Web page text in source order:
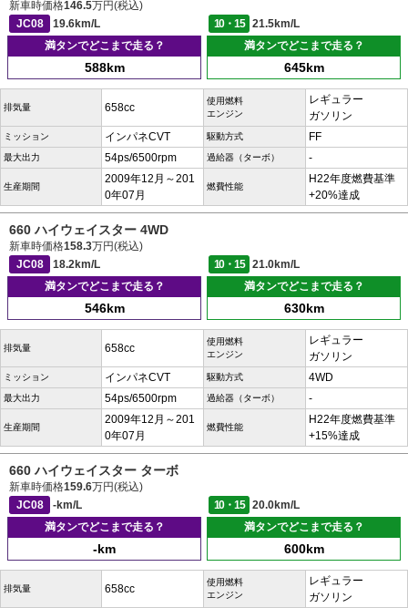
新車時価格146.5万円(税込)
JC08
19.6km/L 10・15
21.5km/L
満タンでどこまで走る？
588km
満タンでどこまで走る？
645km
排気量 658cc
使用燃料
エンジン
レギュラー
ガソリン
ミッション インパネCVT 駆動方式 FF
最大出力 54ps/6500rpm 過給器（ターボ） -
生産期間
2009年12月～201
0年07月
燃費性能
H22年度燃費基準
+20%達成
660 ハイウェイスター 4WD
新車時価格158.3万円(税込)
JC08
18.2km/L 10・15
21.0km/L
満タンでどこまで走る？
546km
満タンでどこまで走る？
630km
排気量 658cc
使用燃料
エンジン
レギュラー
ガソリン
ミッション インパネCVT 駆動方式 4WD
最大出力 54ps/6500rpm 過給器（ターボ） -
生産期間
2009年12月～201
0年07月
燃費性能
H22年度燃費基準
+15%達成
660 ハイウェイスター ターボ
新車時価格159.6万円(税込)
JC08
-km/L 10・15
20.0km/L
満タンでどこまで走る？
-km
満タンでどこまで走る？
600km
排気量 658cc
使用燃料
エンジン
レギュラー
ガソリン